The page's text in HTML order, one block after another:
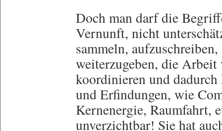
Doch man darf die
Vernunft, nicht
sammeln,
weiterzugeben, die
koordinieren und
und Erfindungen, wie
Kernenergie, Raumfahrt,
unverzichtbar! Sie hat